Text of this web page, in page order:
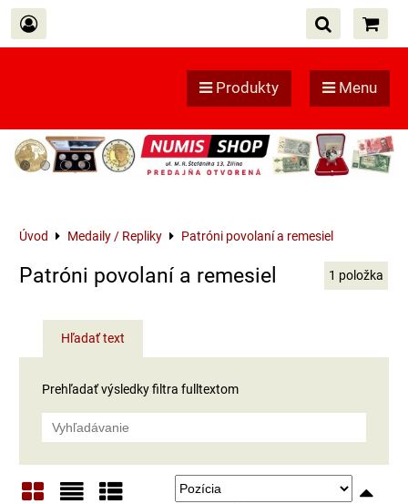
Produkty Menu
Úvod Medaily / Repliky Patróni povolaní a remesiel
Patróni povolaní a remesiel 1 položka
Hľadať text
Prehľadať výsledky filtra fulltextom